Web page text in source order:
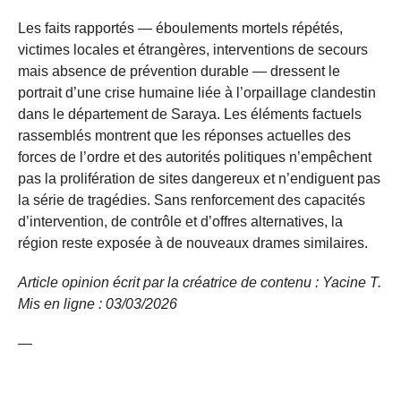
Les faits rapportés — éboulements mortels répétés,
victimes locales et étrangères, interventions de secours
mais absence de prévention durable — dressent le
portrait d’une crise humaine liée à l’orpaillage clandestin
dans le département de Saraya. Les éléments factuels
rassemblés montrent que les réponses actuelles des
forces de l’ordre et des autorités politiques n’empêchent
pas la prolifération de sites dangereux et n’endiguent pas
la série de tragédies. Sans renforcement des capacités
d’intervention, de contrôle et d’offres alternatives, la
région reste exposée à de nouveaux drames similaires.
Article opinion écrit par la créatrice de contenu : Yacine T.
Mis en ligne : 03/03/2026
—